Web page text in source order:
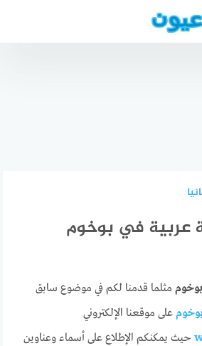
عربية في بوخوم
بوخوم مثلما قدمنا لكم في موضوع سابق
على موقعنا الإلكتروني
حيث يمكنكم الإطلاع على أسماء وعناوين